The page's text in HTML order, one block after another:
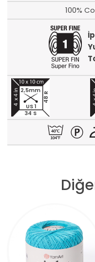
100%
34 S
48 R
2,5mm
US 1